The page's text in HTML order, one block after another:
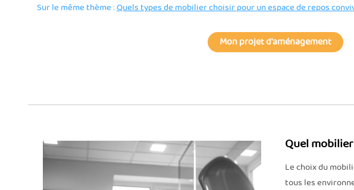
Sur le même thème :Quels types de mobilier choisir pour un espace de repos
Mon projet d'aménagement
Quel
Le choix du
tous les